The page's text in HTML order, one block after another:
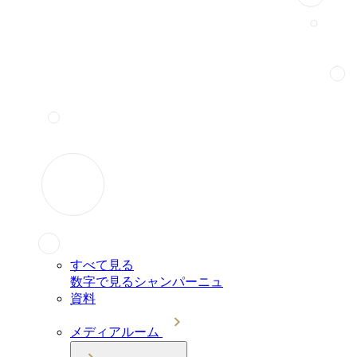
すべて見る
数字で見るシャンパーニュ
資料
メディアルーム